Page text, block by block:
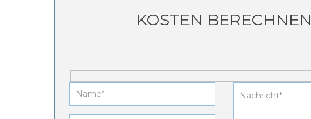
KOSTEN BERECHNEN